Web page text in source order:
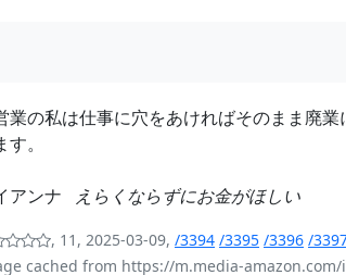
業の私は仕事に穴をあければそのまま廃
す。
アンナ えらくならずにお金がほしい
, 11, 2025-03-09, /3394 /3395 /3396 /
cached from https://m.media-amazon.com/